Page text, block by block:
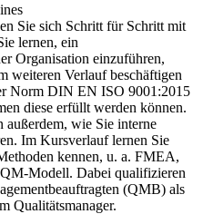
Sie sich Schritt für Schritt mit
lernen, ein
Organisation einzuführen,
weiteren Verlauf beschäftigen
Norm DIN EN ISO 9001:2015
diese erfüllt werden können.
wie Sie interne
Im Kursverlauf lernen Sie
kennen, u. a. FMEA,
Modell. Dabei qualifizieren
(QMB) als
Qualitätsmanager.